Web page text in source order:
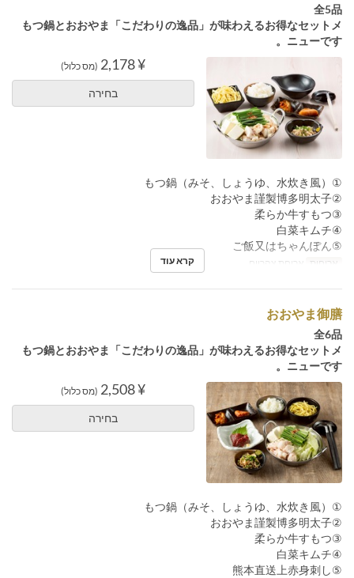
全5品
もつ鍋とおおやま「こだわりの逸品」が味わえるお得なセットメ
ニューです。
¥ 2,178 (מס כלול)
בחירה
①もつ鍋（みそ、しょうゆ、水炊き風）
②おおやま謹製博多明太子
③柔らか牛すもつ
④白菜キムチ
⑤ご飯又はちゃんぽん
ארוחות ארוחת צהריים קרא עוד
おおやま御膳
全6品
もつ鍋とおおやま「こだわりの逸品」が味わえるお得なセットメ
ニューです。
¥ 2,508 (מס כלול)
בחירה
①もつ鍋（みそ、しょうゆ、水炊き風）
②おおやま謹製博多明太子
③柔らか牛すもつ
④白菜キムチ
⑤熊本直送上赤身刺し